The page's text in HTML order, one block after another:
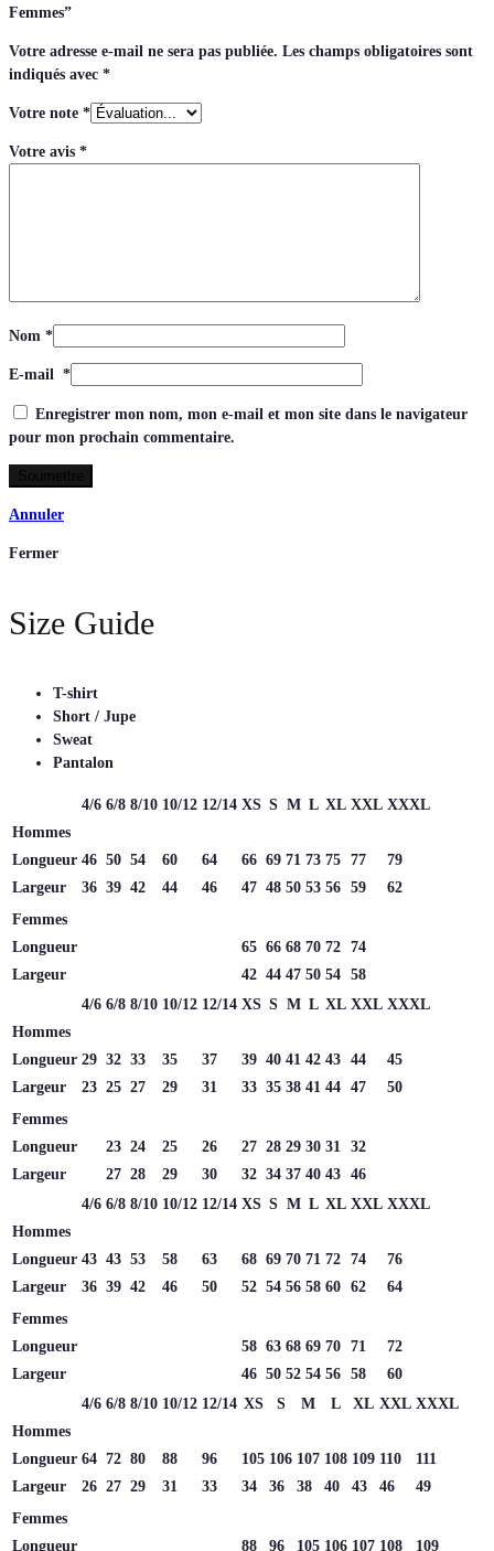
Femmes”
Votre adresse e-mail ne sera pas publiée. Les champs obligatoires sont
indiqués avec *
Votre note *
Votre avis *
Nom *
E-mail *
Enregistrer mon nom, mon e-mail et mon site dans le navigateur
pour mon prochain commentaire.
Annuler
Fermer
Size Guide
T-shirt
Short / Jupe
Sweat
Pantalon
4/6 6/8 8/10 10/12 12/14 XS S M L XL XXL XXXL
Hommes
Longueur 46 50 54 60 64 66 69 71 73 75 77
79
Largeur
36 39 42 44 46 47 48 50 53 56 59
62
Femmes
Longueur
65 66 68 70 72 74
Largeur
42 44 47 50 54 58
4/6 6/8 8/10 10/12 12/14 XS S M L XL XXL XXXL
Hommes
Longueur 29 32 33 35 37 39 40 41 42 43 44
45
Largeur
23 25 27 29 31 33 35 38 41 44 47
50
Femmes
Longueur
23 24 25 26 27 28 29 30 31
32
Largeur
27 28 29 30 32 34 37 40 43 46
4/6 6/8 8/10 10/12 12/14 XS S M L XL XXL XXXL
Hommes
Longueur 43 43 53 58 63 68 69 70 71 72 74
76
Largeur
36 39 42 46 50 52 54 56 58 60 62
64
Femmes
Longueur
58 63 68 69 70 71
72
Largeur
46 50 52 54 56 58
60
4/6 6/8 8/10 10/12 12/14 XS S M L XL XXL XXXL
Hommes
Longueur 64 72 80 88 96 105 106 107 108 109 110
111
Largeur
26 27 29 31 33 34 36 38 40 43 46
49
Femmes
Longueur
88 96 105 106 107 108
109